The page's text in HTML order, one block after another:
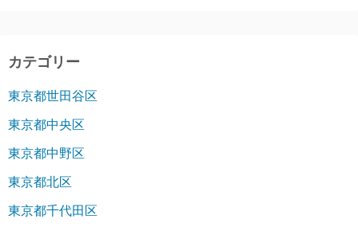
カテゴリー
東京都世田谷区
東京都中央区
東京都中野区
東京都北区
東京都千代田区